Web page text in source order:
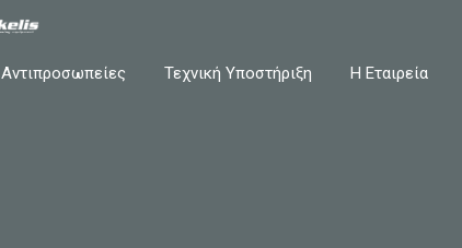
Αντιπροσωπείες Τεχνική Υποστήριξη Η Εταιρεία